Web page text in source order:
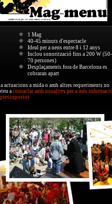
1 Mag
40-45 minuts d'espectacle
Ideal per a nens entre 8 i 12 anys
Inclou sonorització fins a 200 W (50-
70 persones)
Desplaçaments fora de Barcelona es
cobraran apart
a actuacions a mida o amb altres requeriments no
a contactar amb nosaltres per a més